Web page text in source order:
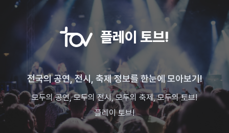
플레이 토브!
전국의 공연, 전시, 축제 정보를 한눈에 모아보기!
모두의 공연, 모두의 전시, 모두의 축제, 모두의 토브!
플레이 토브!